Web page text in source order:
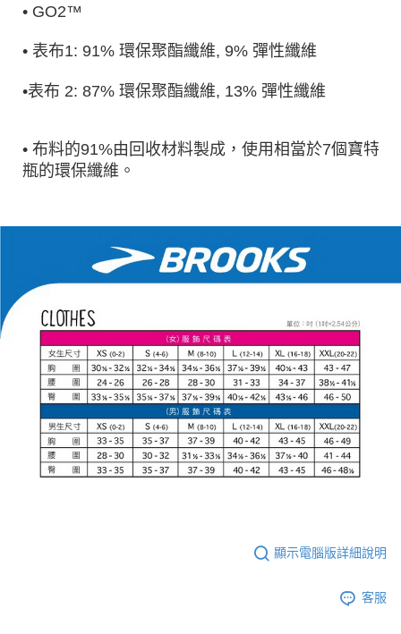
• GO2™
• 表布1: 91% 環保聚酯纖維, 9% 彈性纖維
•表布 2: 87% 環保聚酯纖維, 13% 彈性纖維
• 布料的91%由回收材料製成，使用相當於7個寶特
瓶的環保纖維。
顯示電腦版詳細說明
客服